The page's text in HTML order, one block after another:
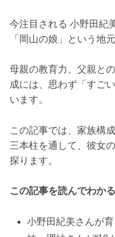
今注目される 小野田紀
「岡山の娘」という地
母親の教育力、父親と
成には、思わず「すご
います。
この記事では、家族構
三本柱を通して、彼女
探ります。
この記事を読んでわか
小野田紀美さんが